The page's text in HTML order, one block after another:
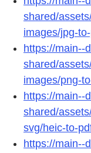
shared/
images/jpg-
https://main--
shared/
images/png-
https://main--
shared/
svg/heic-to-
https://main--